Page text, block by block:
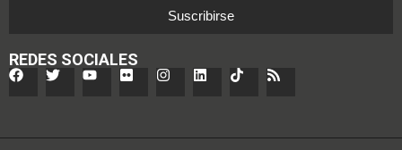
Suscribirse
REDES SOCIALES